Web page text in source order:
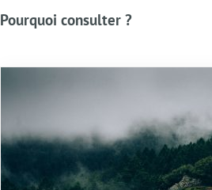
Pourquoi consulter ?